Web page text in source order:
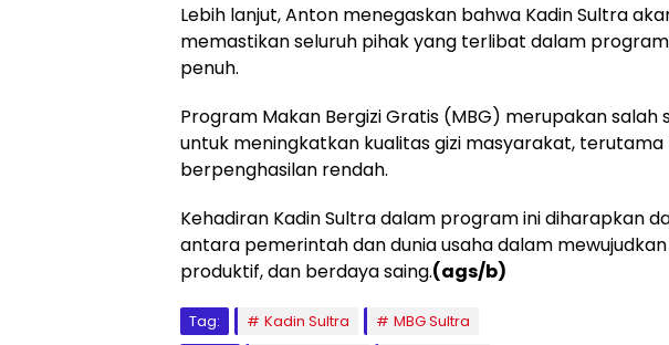
Lebih lanjut, Anton menegaskan bahwa Kadin Sultra
memastikan seluruh pihak yang terlibat dalam
penuh.
Program Makan Bergizi Gratis (MBG) merupakan
untuk meningkatkan kualitas gizi masyarakat,
berpenghasilan rendah.
Kehadiran Kadin Sultra dalam program ini diharapkan
antara pemerintah dan dunia usaha dalam
produktif, dan berdaya saing.(ags/b)
Tag: Kadin Sultra
MBG Sultra